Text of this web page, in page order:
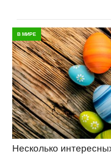
В МИРЕ
Несколько